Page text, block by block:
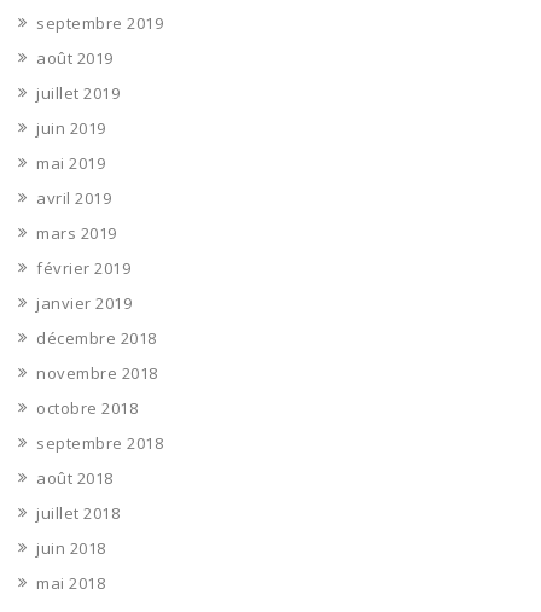
septembre 2019
août 2019
juillet 2019
juin 2019
mai 2019
avril 2019
mars 2019
février 2019
janvier 2019
décembre 2018
novembre 2018
octobre 2018
septembre 2018
août 2018
juillet 2018
juin 2018
mai 2018